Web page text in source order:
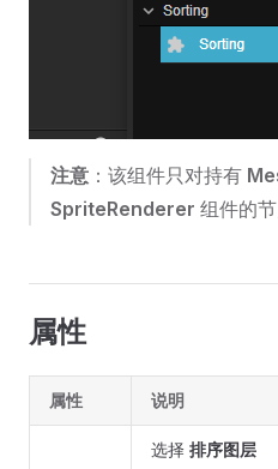
注意 ：该组件只对持有
SpriteRenderer 组件的节
属性
属性 说明
选择 排序图层